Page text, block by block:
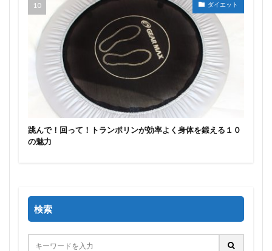
ダイエット
跳んで！回って！トランポリンが効率よく身体を鍛える１０
の魅力
検索